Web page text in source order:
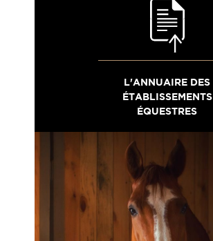
L'ANNUAIRE DES
ÉTABLISSEMENTS
ÉQUESTRES